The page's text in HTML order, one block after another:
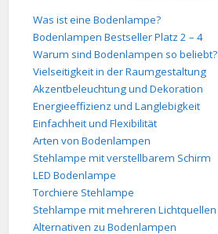
Was ist eine Bodenlampe?
Bodenlampen Bestseller Platz 2 – 4
Warum sind Bodenlampen so beliebt?
Vielseitigkeit in der Raumgestaltung
Akzentbeleuchtung und Dekoration
Energieeffizienz und Langlebigkeit
Einfachheit und Flexibilität
Arten von Bodenlampen
Stehlampe mit verstellbarem Schirm
LED Bodenlampe
Torchiere Stehlampe
Stehlampe mit mehreren Lichtquellen
Alternativen zu Bodenlampen